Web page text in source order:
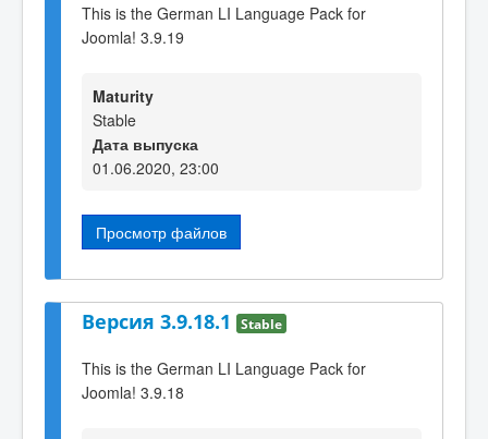
This is the German LI Language Pack for
Joomla! 3.9.19
Maturity
Stable
Дата выпуска
01.06.2020, 23:00
Просмотр файлов
Версия 3.9.18.1 Stable
This is the German LI Language Pack for
Joomla! 3.9.18